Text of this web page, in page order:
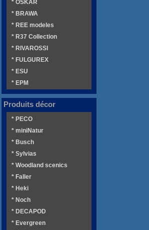
* OSKAR
* BRAWA
* REE modeles
* R37 Collection
* RIVAROSSI
* FULGUREX
* ESU
* EPM
Produits décor
* PECO
* miniNatur
* Busch
* Sylvias
* Woodland scenics
* Faller
* Heki
* Noch
* DECAPOD
* Evergreen